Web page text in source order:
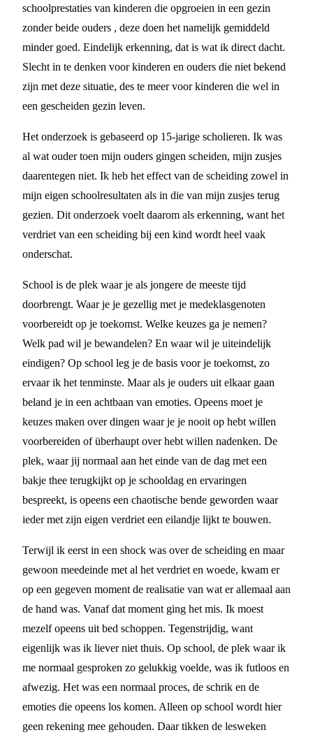
schoolprestaties van kinderen die opgroeien in een gezin
zonder beide ouders , deze doen het namelijk gemiddeld
minder goed. Eindelijk erkenning, dat is wat ik direct dacht.
Slecht in te denken voor kinderen en ouders die niet bekend
zijn met deze situatie, des te meer voor kinderen die wel in
een gescheiden gezin leven.
Het onderzoek is gebaseerd op 15-jarige scholieren. Ik was
al wat ouder toen mijn ouders gingen scheiden, mijn zusjes
daarentegen niet. Ik heb het effect van de scheiding zowel in
mijn eigen schoolresultaten als in die van mijn zusjes terug
gezien. Dit onderzoek voelt daarom als erkenning, want het
verdriet van een scheiding bij een kind wordt heel vaak
onderschat.
School is de plek waar je als jongere de meeste tijd
doorbrengt. Waar je je gezellig met je medeklasgenoten
voorbereidt op je toekomst. Welke keuzes ga je nemen?
Welk pad wil je bewandelen? En waar wil je uiteindelijk
eindigen? Op school leg je de basis voor je toekomst, zo
ervaar ik het tenminste. Maar als je ouders uit elkaar gaan
beland je in een achtbaan van emoties. Opeens moet je
keuzes maken over dingen waar je je nooit op hebt willen
voorbereiden of überhaupt over hebt willen nadenken. De
plek, waar jij normaal aan het einde van de dag met een
bakje thee terugkijkt op je schooldag en ervaringen
bespreekt, is opeens een chaotische bende geworden waar
ieder met zijn eigen verdriet een eilandje lijkt te bouwen.
Terwijl ik eerst in een shock was over de scheiding en maar
gewoon meedeinde met al het verdriet en woede, kwam er
op een gegeven moment de realisatie van wat er allemaal aan
de hand was. Vanaf dat moment ging het mis. Ik moest
mezelf opeens uit bed schoppen. Tegenstrijdig, want
eigenlijk was ik liever niet thuis. Op school, de plek waar ik
me normaal gesproken zo gelukkig voelde, was ik futloos en
afwezig. Het was een normaal proces, de schrik en de
emoties die opeens los komen. Alleen op school wordt hier
geen rekening mee gehouden. Daar tikken de lesweken